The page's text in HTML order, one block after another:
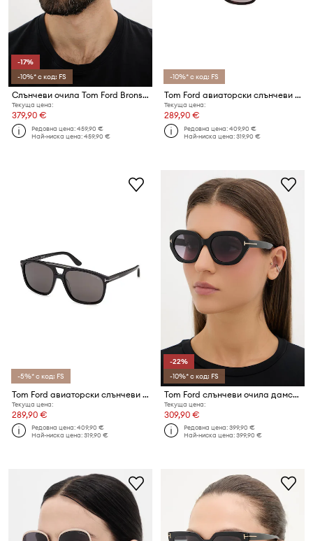
-17%
-10%* с код: FS
Слънчеви очила Tom Ford Bronson
Текуща цена:
379,90 €
Редовна цена:459,90 €
Най-ниска цена:459,90 €
-10%* с код: FS
Tom Ford авиаторски слънчеви очила Brianna
Текуща цена:
289,90 €
Редовна цена:409,90 €
Най-ниска цена:319,90 €
-5%* с код: FS
Tom Ford авиаторски слънчеви очила Brianna
Текуща цена:
289,90 €
Редовна цена:409,90 €
Най-ниска цена:319,90 €
-22%
-10%* с код: FS
Tom Ford слънчеви очила дамски Meryl
Текуща цена:
309,90 €
Редовна цена:399,90 €
Най-ниска цена:399,90 €